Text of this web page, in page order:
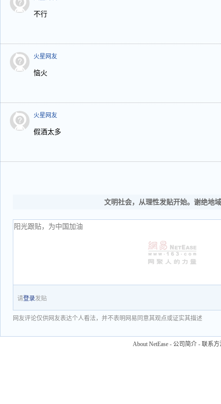
不行
火星网友
恼火
火星网友
假酒太多
文明社会，从理性发贴开始。谢绝地
请登录发贴
网友评论仅供网友表达个人看法，并不表明网易同意其观点或证实其描述
About NetEase - 公司简介 - 联系方